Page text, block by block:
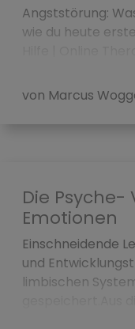
Angststörung:
wie du heute
von Marcus
Die
Emotionen
Einschneidende
und
limbischen